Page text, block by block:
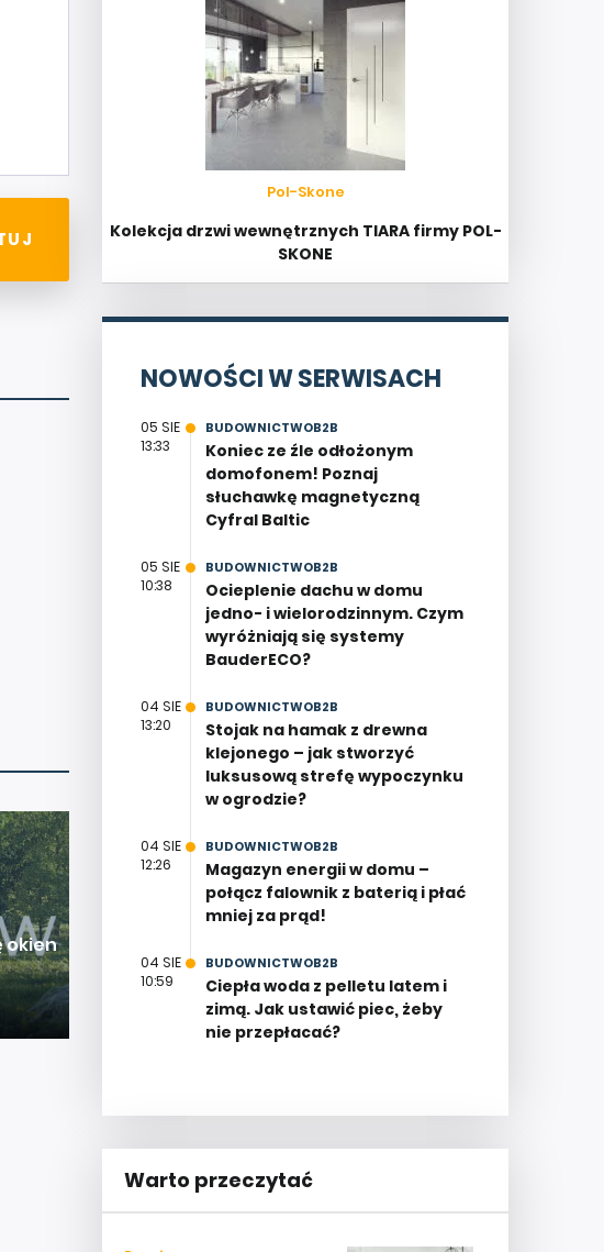
okien
Pol-Skone
Kolekcja drzwi wewnętrznych TIARA firmy POL-
SKONE
NOWOŚCI W SERWISACH
05 SIE
13:33
BUDOWNICTWOB2B
Koniec ze źle odłożonym
domofonem! Poznaj
słuchawkę magnetyczną
Cyfral Baltic
05 SIE
10:38
BUDOWNICTWOB2B
Ocieplenie dachu w domu
jedno- i wielorodzinnym. Czym
wyróżniają się systemy
BauderECO?
04 SIE
13:20
BUDOWNICTWOB2B
Stojak na hamak z drewna
klejonego – jak stworzyć
luksusową strefę wypoczynku
w ogrodzie?
04 SIE
12:26
BUDOWNICTWOB2B
Magazyn energii w domu –
połącz falownik z baterią i płać
mniej za prąd!
04 SIE
10:59
BUDOWNICTWOB2B
Ciepła woda z pelletu latem i
zimą. Jak ustawić piec, żeby
nie przepłacać?
Warto przeczytać